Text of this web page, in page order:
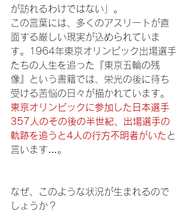
が訪れるわけではない」。
この言葉には、多くのアスリートが直
面する厳しい現実が込められていま
す。1964年東京オリンピック出場選手
たちの人生を追った『東京五輪の残
像』という書籍では、栄光の後に待ち
受ける苦悩の日々が描かれています。
東京オリンピックに参加した日本選手
357人のその後の半世紀、出場選手の
軌跡を追うと4人の行方不明者がいた と
言います…。
なぜ、このような状況が生まれるので
しょうか？